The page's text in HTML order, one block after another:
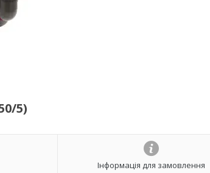
5)
Інформація для замовлення